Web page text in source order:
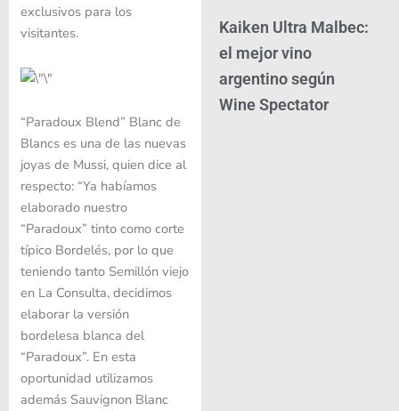
exclusivos para los
visitantes.
“Paradoux Blend” Blanc de
Blancs es una de las nuevas
joyas de Mussi, quien dice al
respecto: “Ya habíamos
elaborado nuestro
“Paradoux” tinto como corte
típico Bordelés, por lo que
teniendo tanto Semillón viejo
en La Consulta, decidimos
elaborar la versión
bordelesa blanca del
“Paradoux”. En esta
oportunidad utilizamos
además Sauvignon Blanc
Kaiken Ultra Malbec:
el mejor vino
argentino según
Wine Spectator